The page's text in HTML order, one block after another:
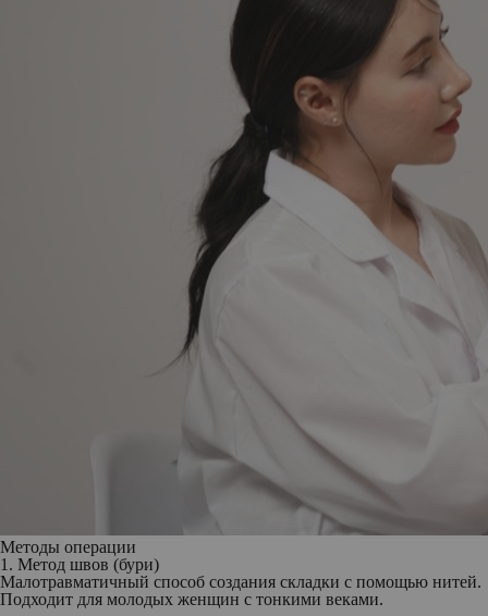
Методы операции
1. Метод швов (бури)
Малотравматичный способ создания складки с помощью нитей.
Подходит для молодых женщин с тонкими веками.